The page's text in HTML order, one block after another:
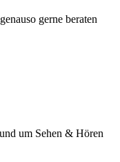
gerne beraten
um Sehen & Hören